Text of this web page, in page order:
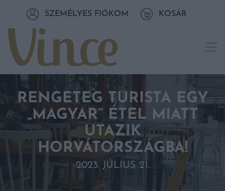
Tovább a tartalomhozSZEMÉLYES FIÓKOM KOSÁR
RENGETEG TURISTA EGY
„MAGYAR” ÉTEL MIATT
UTAZIK
HORVÁTORSZÁGBA!
2023. JÚLIUS 21.